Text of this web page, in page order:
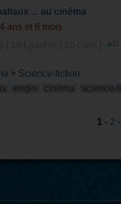
... au cinéma
ans et 8 mois
> Science-fiction
engin cinéma science-
1 - 2